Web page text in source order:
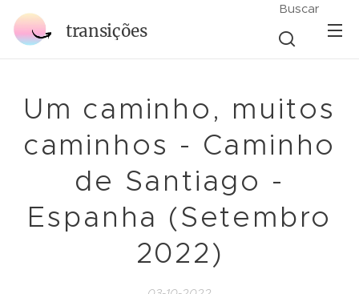
transições
Buscar
Um caminho, muitos
caminhos - Caminho
de Santiago -
Espanha (Setembro
2022)